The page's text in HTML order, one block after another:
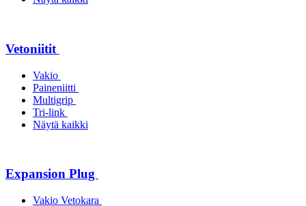
Vetoniitit
Vakio
Paineniitti
Multigrip
Tri-link
Näytä kaikki
Expansion Plug
Vakio Vetokara